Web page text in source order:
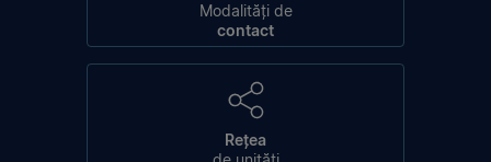
Modalități de
contact
Rețea